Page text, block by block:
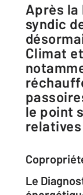
Après la loi Alur et la loi Elan, un
syndic
Climat
le point
Le